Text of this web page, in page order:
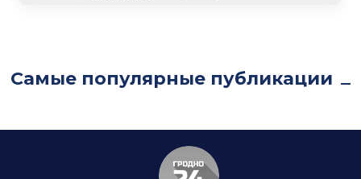
Самые популярные публикации